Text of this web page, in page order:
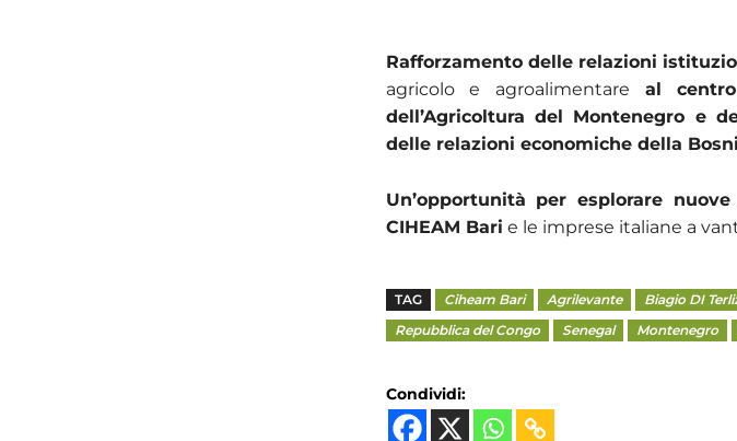
Rafforzamento delle relazioni
agricolo e agroalimentare al
dell’Agricoltura del Montenegro e
delle relazioni economiche della
Un’opportunità per esplorare
CIHEAM Bari e le imprese italiane a
TAG Ciheam Bari Agrilevante Biagio DI
Repubblica del Congo
Senegal Montenegro
Condividi: